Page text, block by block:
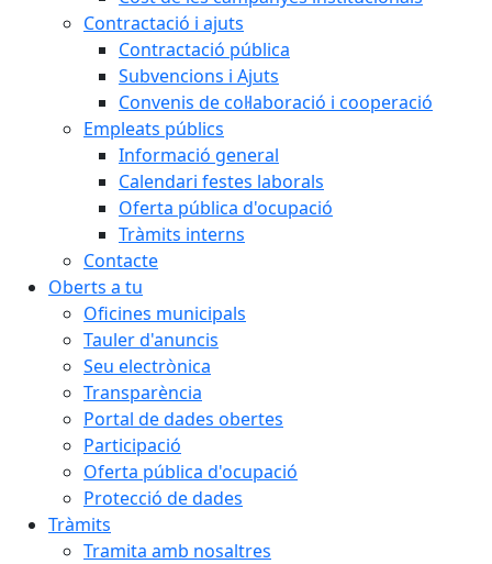
Contractació i ajuts
Contractació pública
Subvencions i Ajuts
Convenis de col·laboració i cooperació
Empleats públics
Informació general
Calendari festes laborals
Oferta pública d'ocupació
Tràmits interns
Contacte
Oberts a tu
Oficines municipals
Tauler d'anuncis
Seu electrònica
Transparència
Portal de dades obertes
Participació
Oferta pública d'ocupació
Protecció de dades
Tràmits
Tramita amb nosaltres